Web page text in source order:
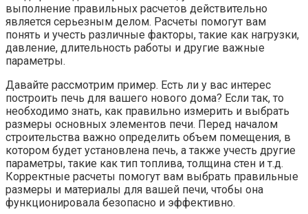
выполнение правильных расчетов действительно
является серьезным делом. Расчеты помогут вам
понять и учесть различные факторы, такие как нагрузки,
давление, длительность работы и другие важные
параметры.
Давайте рассмотрим пример. Есть ли у вас интерес
построить печь для вашего нового дома? Если так, то
необходимо знать, как правильно измерить и выбрать
размеры основных элементов печи. Перед началом
строительства важно определить объем помещения, в
котором будет установлена печь, а также учесть другие
параметры, такие как тип топлива, толщина стен и т.д.
Корректные расчеты помогут вам выбрать правильные
размеры и материалы для вашей печи, чтобы она
функционировала безопасно и эффективно.